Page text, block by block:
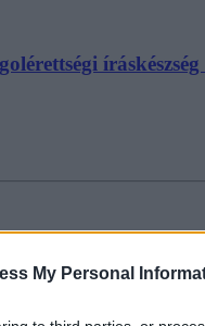
My Personal
íráskészség
Az angolérettségi